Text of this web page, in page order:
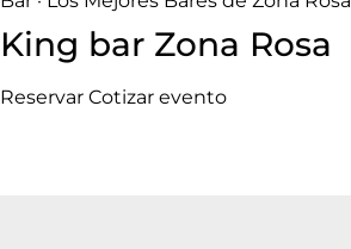
King bar Zona Rosa
Reservar Cotizar evento